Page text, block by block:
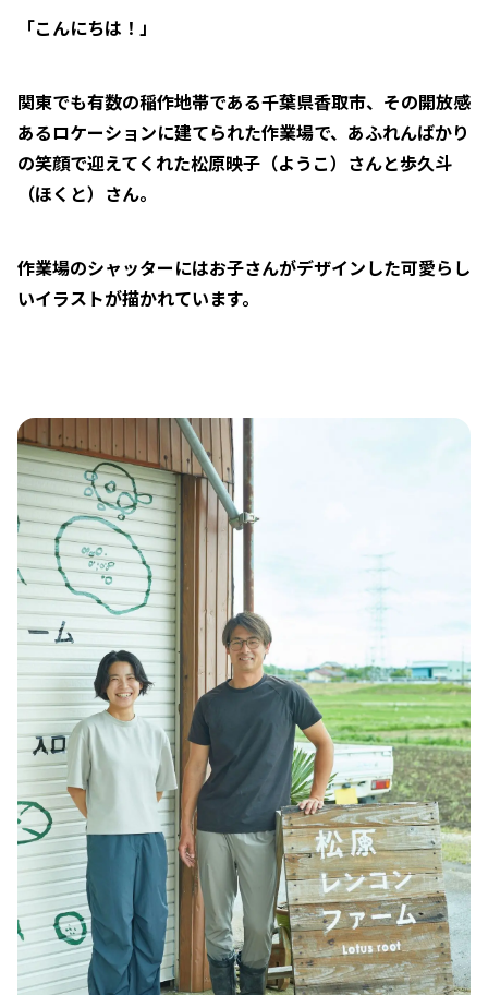
「こんにちは！」
関東でも有数の稲作地帯である千葉県香取市、その開放感
あるロケーションに建てられた作業場で、あふれんばかり
の笑顔で迎えてくれた松原映子（ようこ）さんと歩久斗
（ほくと）さん。
作業場のシャッターにはお子さんがデザインした可愛らし
いイラストが描かれています。